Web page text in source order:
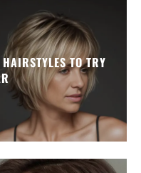
TO TRY